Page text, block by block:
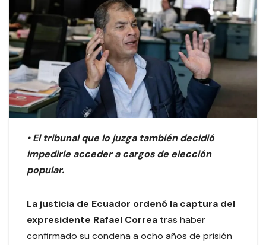
• El tribunal que lo juzga también decidió
impedirle acceder a cargos de elección
popular.
La justicia de Ecuador ordenó la captura del
expresidente Rafael Correa tras haber
confirmado su condena a ocho años de prisión